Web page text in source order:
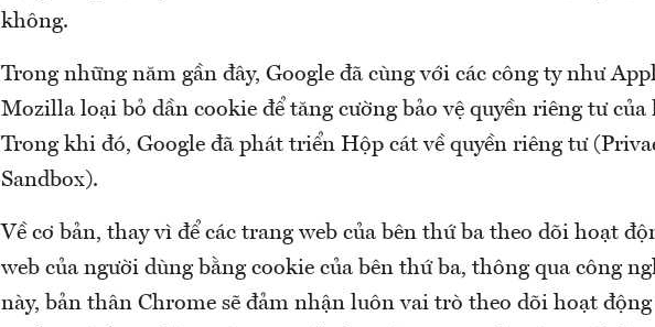
không.
Trong những năm gần đây, Google đã cùng với các công ty như
Mozilla loại bỏ dần cookie để tăng cường bảo vệ quyền riêng tư của
Trong khi đó, Google đã phát triển Hộp cát về quyền riêng tư
Sandbox).
Về cơ bản, thay vì để các trang web của bên thứ ba theo dõi hoạt
web của người dùng bằng cookie của bên thứ ba, thông qua công
này, bản thân Chrome sẽ đảm nhận luôn vai trò theo dõi hoạt động